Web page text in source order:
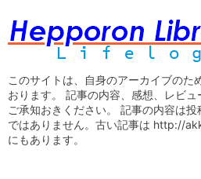
このサイトは、自身のアーカイブのた
おります。 記事の内容、感想、レビ
ご承知おきください。 記事の内容は
ではありません。古い記事は http://
にもあります。